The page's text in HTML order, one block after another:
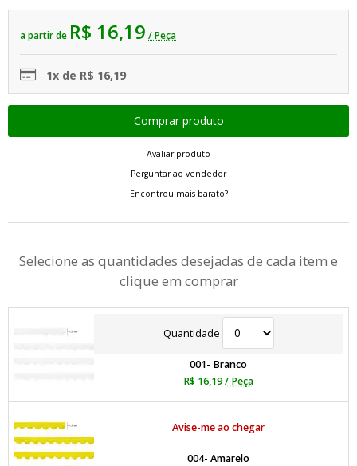
a partir de R$ 16,19 / Peça
1x de R$ 16,19
Avaliar produto
Perguntar ao vendedor
Encontrou mais barato?
Selecione as quantidades desejadas de cada item e
clique em comprar
Quantidade
001- Branco
R$ 16,19/ Peça
Avise-me ao chegar
004- Amarelo